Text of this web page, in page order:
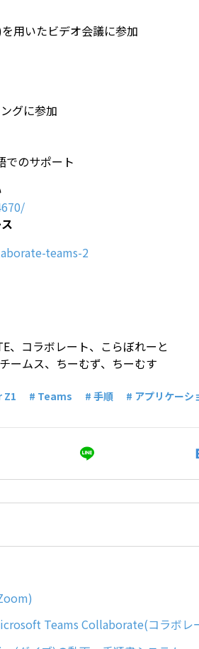
用いたビデオ会議に参加
グに参加
でのサポート
teams-2
、コラボレート、こらぼれーと
ームス、ちーむず、ちーむす
Z1 # Teams # 手順 # アプリケーシ
Teams Collaborate(コラボレ